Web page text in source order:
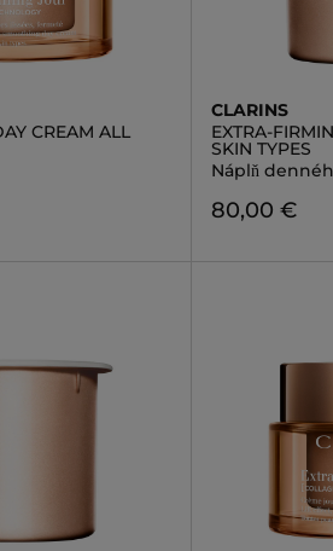
CREAM ALL
CLARINS
EXTRA-
SKIN TYPES
Náplň
80,00 €